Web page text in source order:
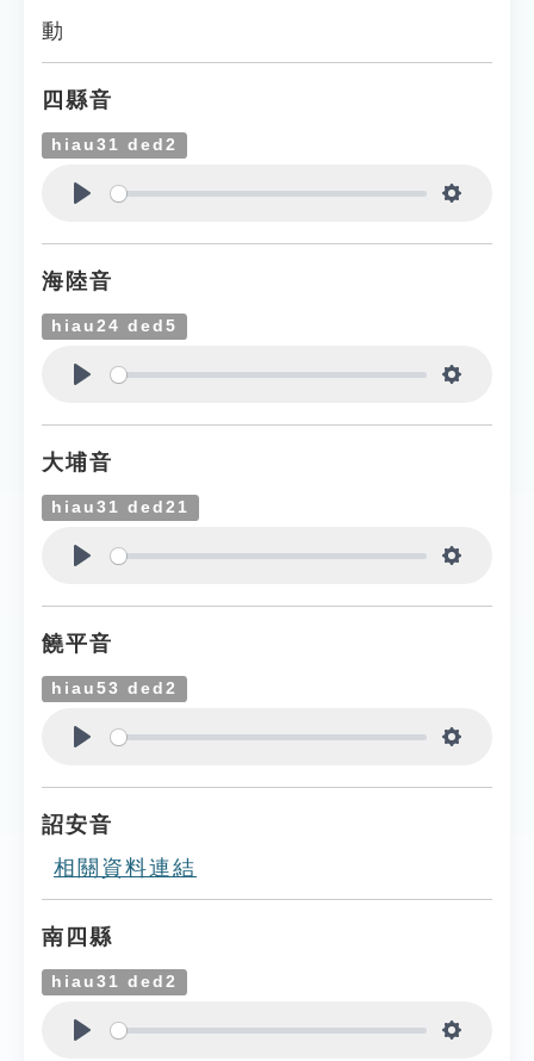
動
四縣音
hiau31 ded2
海陸音
hiau24 ded5
大埔音
hiau31 ded21
饒平音
hiau53 ded2
詔安音
相關資料連結
南四縣
hiau31 ded2